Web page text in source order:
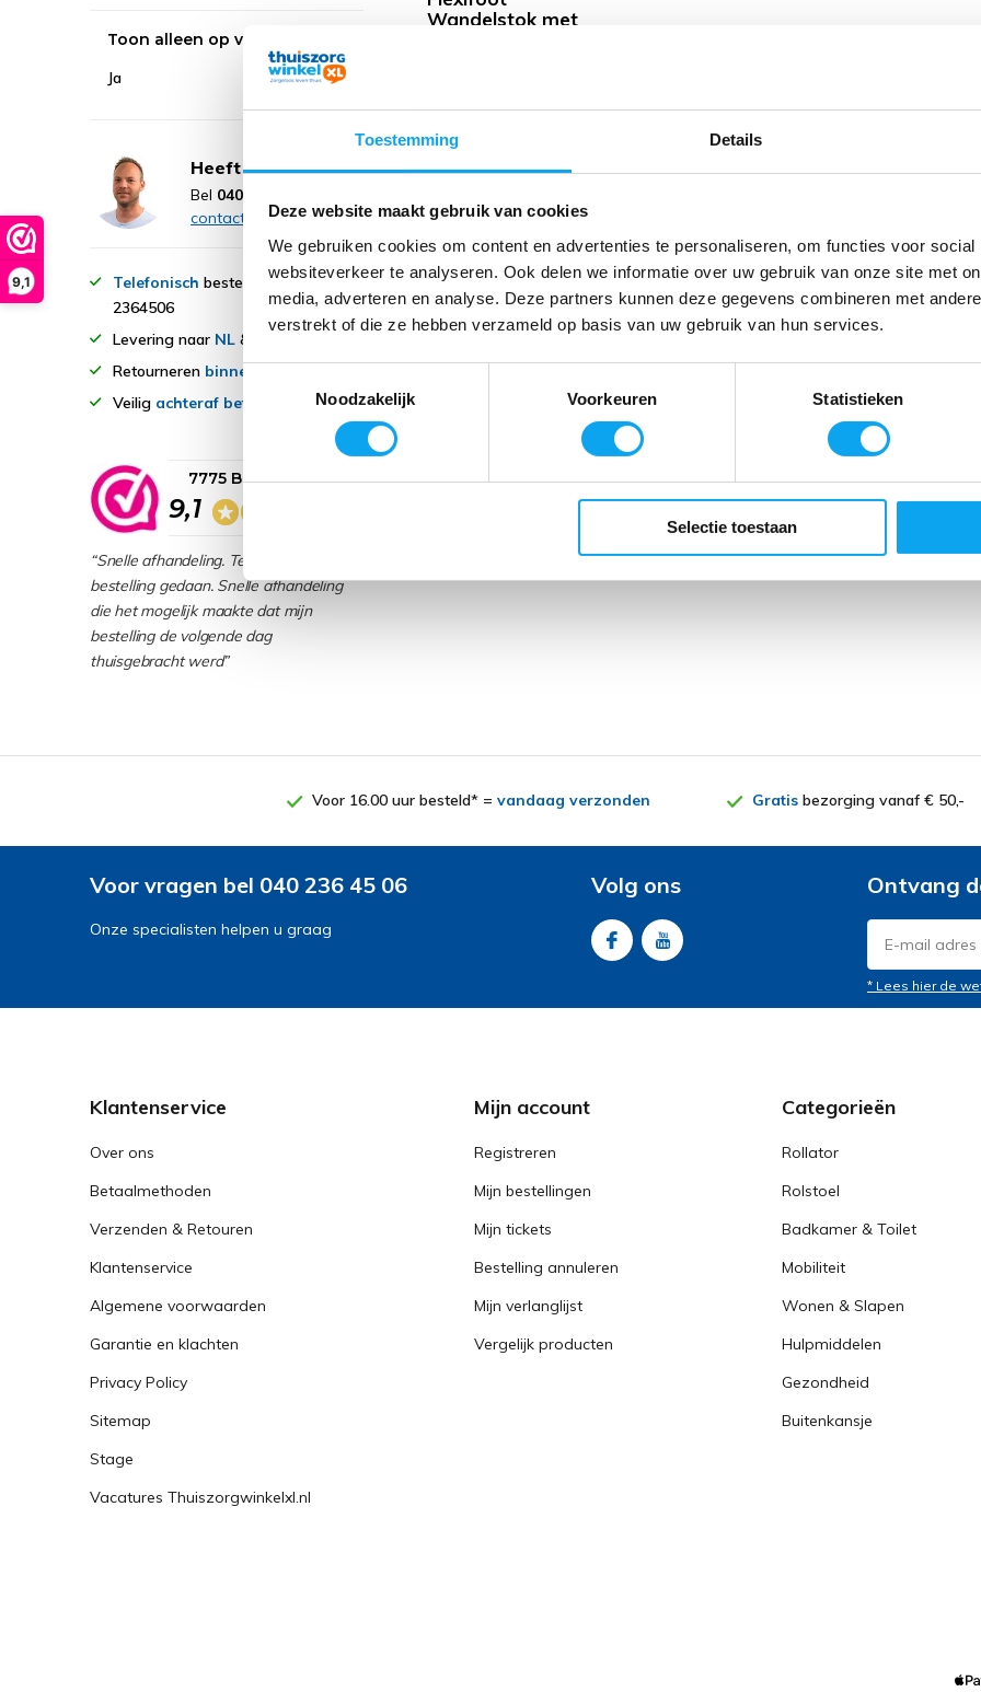
Toestemming Details
Deze website maakt gebruik van cookies
We gebruiken cookies om content en advertenties te personaliseren, om functies voor
websiteverkeer te analyseren. Ook delen we informatie over uw gebruik van onze site met
media, adverteren en analyse. Deze partners kunnen deze gegevens combineren met
verstrekt of die ze hebben verzameld op basis van uw gebruik van hun services.
Toestemmingsselectie
Noodzakelijk
Voorkeuren Statistieken
Selectie toestaan
9,1
Wandelstok met
Tijdelijk uitverkocht
Toon alleen op voorraad
Ja
Heeft u een vraag?
Bel 040 236 45 06
contact op
Telefonisch bestellen? 040-
2364506
Levering naar NL &
Retourneren binnen 14 dagen
Veilig achteraf betalen
9,1
7775 Beoordelingen
“Snelle afhandeling. Telefonische
bestelling gedaan. Snelle afhandeling
die het mogelijk maakte dat mijn
bestelling de volgende dag
thuisgebracht werd”
Voor 16.00 uur besteld* = vandaag verzonden Gratisbezorging vanaf € 50,-
Voor vragen bel 040 236 45 06
Onze specialisten helpen u graag
Volg ons Ontvang
* Lees hier de
Klantenservice
Over ons
Betaalmethoden
Verzenden & Retouren
Klantenservice
Algemene voorwaarden
Garantie en klachten
Privacy Policy
Sitemap
Stage
Vacatures Thuiszorgwinkelxl.nl
Mijn account
Registreren
Mijn bestellingen
Mijn tickets
Bestelling annuleren
Mijn verlanglijst
Vergelijk producten
Categorieën
Rollator
Rolstoel
Badkamer & Toilet
Mobiliteit
Wonen & Slapen
Hulpmiddelen
Gezondheid
Buitenkansje